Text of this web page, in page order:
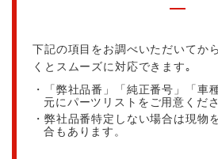
下記の項目をお調べいただいてか
くとスムーズに対応できます｡
・「弊社品番」「純正番号」「車
元にパーツリストをご用意くださ
・弊社品番特定しない場合は現物
合もあります。